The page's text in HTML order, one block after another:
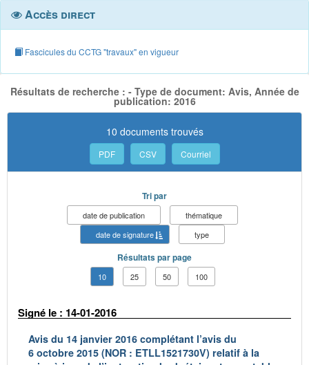
Accès direct
Fascicules du CCTG "travaux" en vigueur
Résultats de recherche : - Type de document: Avis, Année de
publication: 2016
10 documents trouvés
PDF CSV Courriel
Tri par
date de publication
thématique
date de signature
type
Résultats par page
10 25 50 100
Signé le : 14-01-2016
Avis du 14 janvier 2016 complétant l’avis du
6 octobre 2015 (NOR : ETLL1521730V) relatif à la